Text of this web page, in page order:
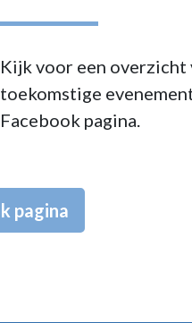
Kijk voor een overzicht
toekomstige
Facebook pagina.
pagina